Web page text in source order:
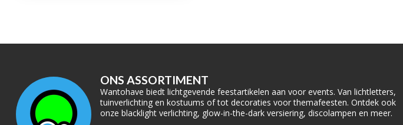
ONS ASSORTIMENT
Wantohave biedt lichtgevende feestartikelen aan voor events. Van lichtletters,
tuinverlichting en kostuums of tot decoraties voor themafeesten. Ontdek ook
onze blacklight verlichting, glow-in-the-dark versiering, discolampen en meer.